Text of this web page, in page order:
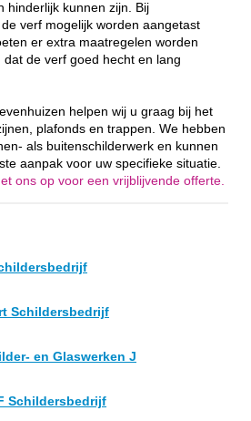
hinderlijk kunnen zijn. Bij
verf mogelijk worden aangetast
er extra maatregelen worden
de verf goed hecht en lang
helpen wij u graag bij het
plafonds en trappen. We hebben
als buitenschilderwerk en kunnen
aanpak voor uw specifieke situatie.
ons op voor een vrijblijvende offerte.
Schildersbedrijf
en Glaswerken J
Schildersbedrijf